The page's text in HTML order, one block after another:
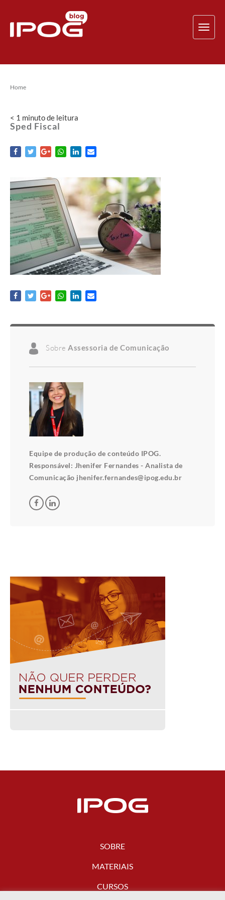
Home
< 1 minutode leitura
Sped Fiscal
Sobre Assessoria de Comunicação
Equipe de produção de conteúdo IPOG.
Responsável: Jhenifer Fernandes - Analista de
Comunicação jhenifer.fernandes@ipog.edu.br
SOBRE
MATERIAIS
CURSOS